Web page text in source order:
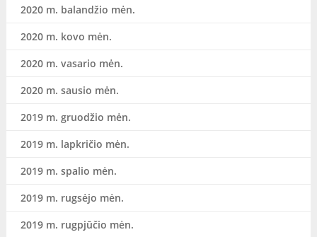
2020 m. balandžio mėn.
2020 m. kovo mėn.
2020 m. vasario mėn.
2020 m. sausio mėn.
2019 m. gruodžio mėn.
2019 m. lapkričio mėn.
2019 m. spalio mėn.
2019 m. rugsėjo mėn.
2019 m. rugpjūčio mėn.